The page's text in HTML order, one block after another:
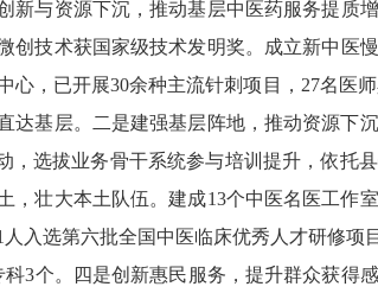
与资源下沉，推动基层中医药服务提质
创技术获国家级技术发明奖。成立新中医
心，已开展30余种主流针刺项目，27名医
达基层。二是建强基层阵地，推动资源下
，选拔业务骨干系统参与培训提升，依托
，壮大本土队伍。建成13个中医名医工作
入选第六批全国中医临床优秀人才研修
3个。四是创新惠民服务，提升群众获得